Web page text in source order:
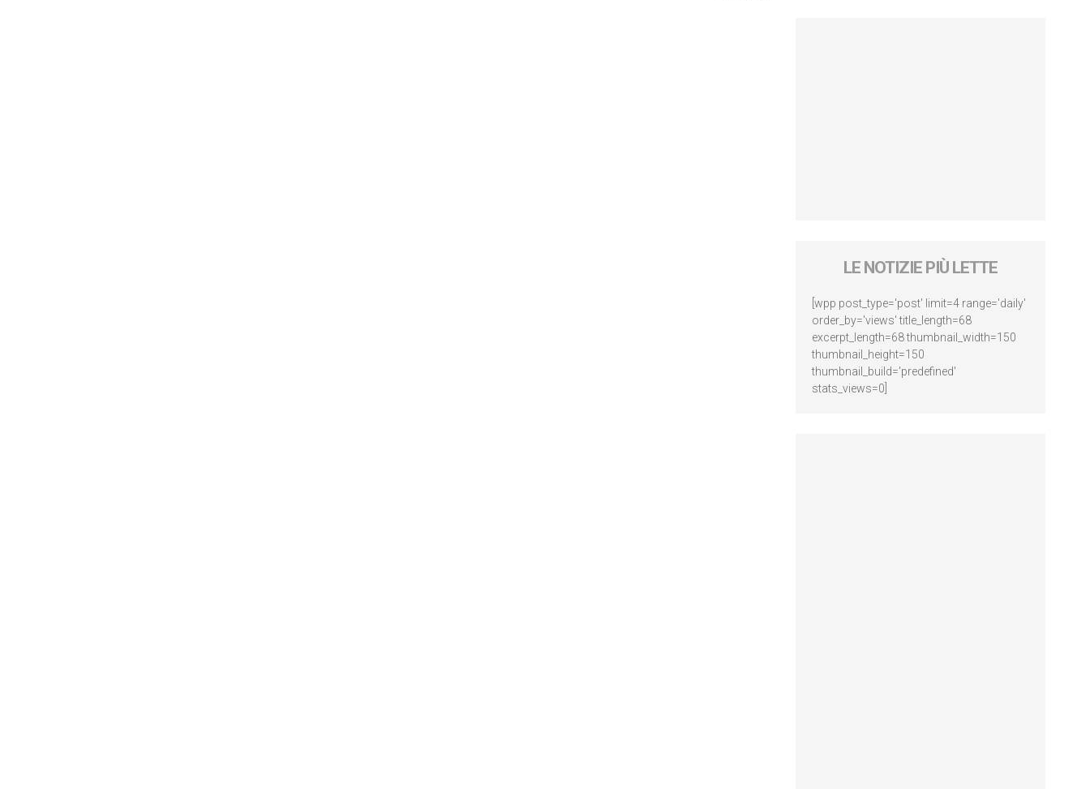
LE NOTIZIE PIÙ LETTE
[wpp post_type='post' limit=4 range='daily'
order_by='views' title_length=68
excerpt_length=68 thumbnail_width=150
thumbnail_height=150
thumbnail_build='predefined'
stats_views=0]